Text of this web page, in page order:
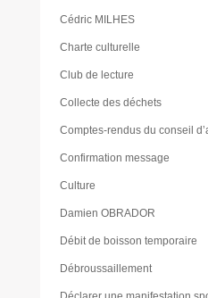
Cédric MILHES
Charte culturelle
Club de lecture
Collecte des déchets
Comptes-rendus du conseil
Confirmation message
Culture
Damien OBRADOR
Débit de boisson temporaire
Débroussaillement